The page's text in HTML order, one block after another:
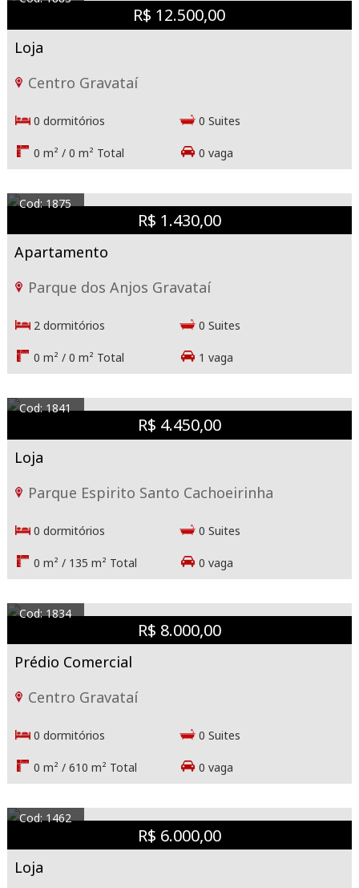
R$ 12.500,00
Loja
Centro Gravataí
0 dormitórios 0 Suites
0 m² / 0 m² Total 0 vaga
Cod: 1875
R$ 1.430,00
Apartamento
Parque dos Anjos Gravataí
2 dormitórios 0 Suites
0 m² / 0 m² Total 1 vaga
Cod: 1841
R$ 4.450,00
Loja
Parque Espirito Santo Cachoeirinha
0 dormitórios 0 Suites
0 m² / 135 m² Total 0 vaga
Cod: 1834
R$ 8.000,00
Prédio Comercial
Centro Gravataí
0 dormitórios 0 Suites
0 m² / 610 m² Total 0 vaga
Cod: 1462
R$ 6.000,00
Loja